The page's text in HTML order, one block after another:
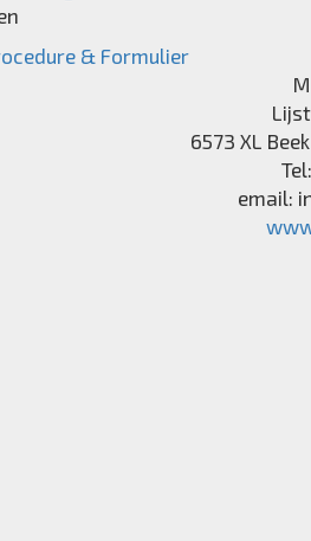
& Formulier
6573 XL
email: